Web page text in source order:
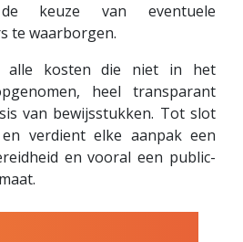
keuze van eventuele
te waarborgen.
alle kosten die niet in het
heel transparant
van bewijsstukken. Tot slot
verdient elke aanpak een
en vooral een public-